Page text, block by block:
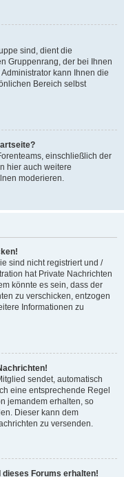
sind, dient die
Gruppenrang, der bei Ihnen
kann Ihnen die
Bereich selbst
einschließlich der
hier auch weitere
moderieren.
sind nicht registriert und /
hat Private Nachrichten
könnte es sein, dass der
zu verschicken, entzogen
Informationen zu
sendet, automatisch
eine entsprechende Regel
jemandem erhalten, so
Dieser kann dem
zu versenden.
dieses Forums erhalten!